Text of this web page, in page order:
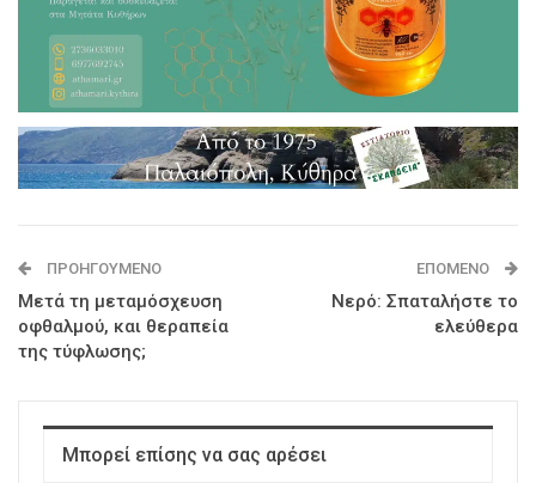
ΠΡΟΗΓΟΎΜΕΝΟ
Μετά τη μεταμόσχευση
οφθαλμού, και θεραπεία
της τύφλωσης;
ΕΠΌΜΕΝΟ
Νερό: Σπαταλήστε το
ελεύθερα
Μπορεί επίσης να σας αρέσει